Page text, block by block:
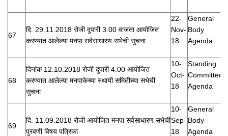
67
दि. 29.11.2018 रोजी दुपारी 3.00 वाजता आयोजित
करण्यात आलेल्या मनपा सर्वसाधारण सभेची सुचना
22-
Nov-
18
General
Body
Agenda
68
दिनांक 12.10.2018 रोजी दुपारी 4.00 आयोजित
करण्यात आलेल्या मनपाकेच्या स्थायी समितीच्या सभेची
सुचना.
10-
Oct-
18
Standing
Committee
Agenda
69
दि. 11.09.2018 रोजी आयोजित मनपा सर्वसाधारण सभेची
पुरवणी विषय पत्रिका
10-
Sep-
18
General
Body
Agenda